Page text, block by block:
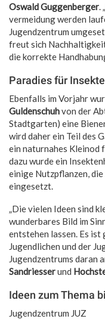
Oswald Guggenberger.
vermeidung werden
Jugendzentrum
freut sich
die korrekte
Paradies für
Ebenfalls im Vorjahr
Guldenschuhvon der
Stadtgarten) eine
wird daher ein Teil des
ein naturnahes Kleinod
dazu wurde ein
einige Nutzpflanzen,
eingesetzt.
„Die vielen Ideen sind
wunderbares Bild im
entstehen lassen. Es
Jugendlichen und der
Jugendzentrums daran
Sandriesserund
Ideen zum Thema
Jugendzentrum JUZ